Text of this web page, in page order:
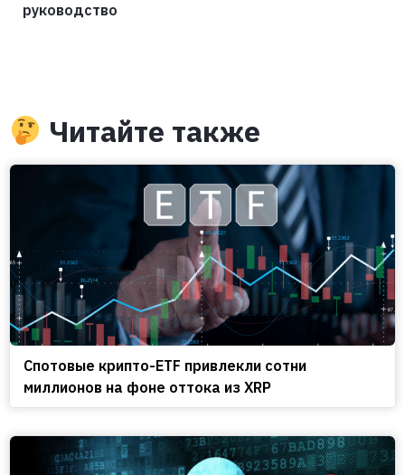
руководство
Читайте также
Спотовые крипто-ETF привлекли сотни
миллионов на фоне оттока из XRP